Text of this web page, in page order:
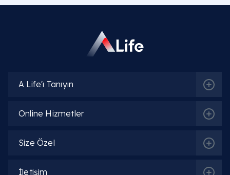
A Life'ı Tanıyın
Online Hizmetler
Size Özel
İletişim